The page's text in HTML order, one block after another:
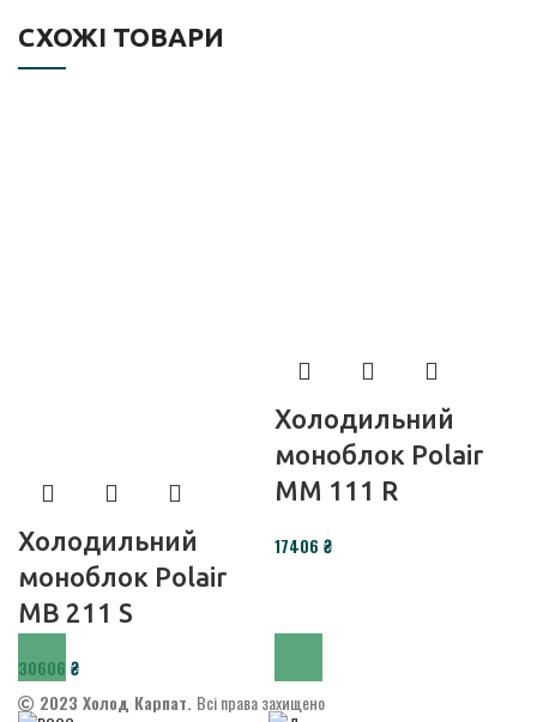
СХОЖІ ТОВАРИ
Холодильний
моноблок Polair
MB 211 S
₴
Холодильний
моноблок Polair
MM 111 R
₴
2023 Холод Карпат. Всі права захищено